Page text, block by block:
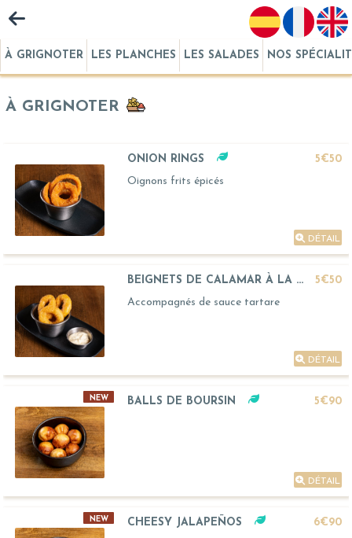
À GRIGNOTER LES PLANCHES LES SALADES NOS
À GRIGNOTER
ONION RINGS
5€50
Oignons frits épicés
DÉTAIL
BEIGNETS DE CALAMAR À LA ROMAINE
5€50
Accompagnés de sauce tartare
DÉTAIL
NEW BALLS DE BOURSIN 5€90
DÉTAIL
NEW CHEESY JALAPEÑOS
6€90